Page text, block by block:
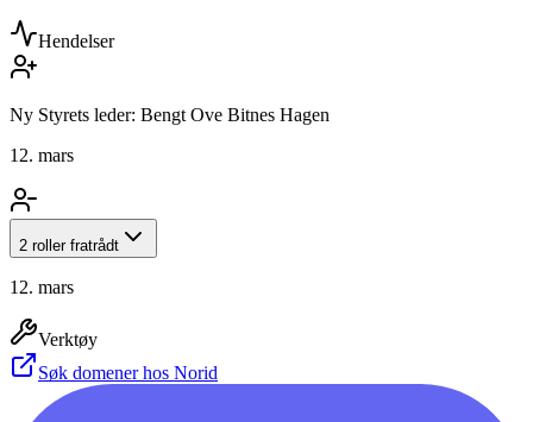
Hendelser
Ny Styrets leder: Bengt Ove Bitnes Hagen
12. mars
2 roller fratrådt
12. mars
Verktøy
Søk domener hos Norid